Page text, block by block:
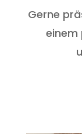
Gerne
einem